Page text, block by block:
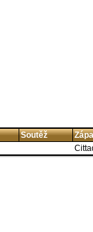
Soutěž